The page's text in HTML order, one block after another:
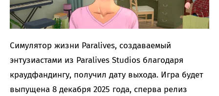
Симулятор жизни Paralives, создаваемый
энтузиастами из Paralives Studios благодаря
краудфандингу, получил дату выхода. Игра будет
выпущена 8 декабря 2025 года, сперва релиз